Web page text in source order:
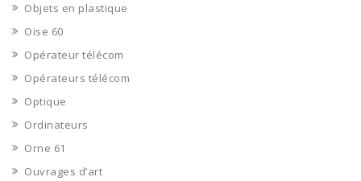
Objets en plastique
Oise 60
Opérateur télécom
Opérateurs télécom
Optique
Ordinateurs
Orne 61
Ouvrages d’art